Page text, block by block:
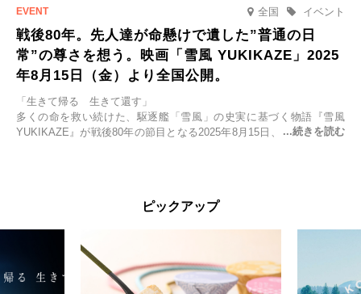
全国 イベント
戦後80年。先人達が命懸けで遺した”普通の日
常”の尊さを想う。映画「雪風 YUKIKAZE」2025
年8月15日（金）より全国公開。
「生きて帰る 生きて還す」
多くの命を救い続けた、駆逐艦「雪風」の史実に基づく物語『雪風
YUKIKAZE』が戦後80年の節目となる2025年8月15日、全国公開され
くの仲間の命を救い帰還させ、戦後まで生き抜き「幸運艦」と呼ばれ
主演は「雪風」の艦長・寺澤一利を演じる竹野内豊。先任伍長・早瀬
幸平を玉木宏が演じるほか、奥平大兼、田中麗奈、石丸幹二、益岡徹
ピックアップ